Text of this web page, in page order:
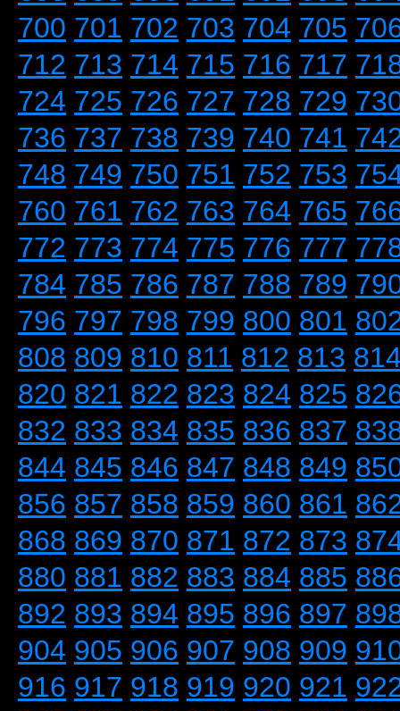
700 701 702 703 704 705
712 713 714 715 716 717
724 725 726 727 728 729
736 737 738 739 740 741
748 749 750 751 752 753
760 761 762 763 764 765
772 773 774 775 776 777
784 785 786 787 788 789
796 797 798 799 800 801
808 809 810 811 812 813
820 821 822 823 824 825
832 833 834 835 836 837
844 845 846 847 848 849
856 857 858 859 860 861
868 869 870 871 872 873
880 881 882 883 884 885
892 893 894 895 896 897
904 905 906 907 908 909
916 917 918 919 920 921